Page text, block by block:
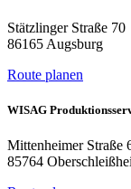
Stätzlinger Straße 70
86165 Augsburg
Route planen
WISAG
Mittenheimer Straße
85764